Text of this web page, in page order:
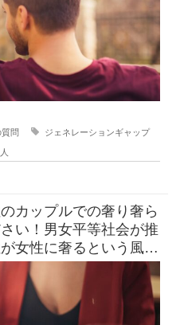
問 ジェネレーションギャップ
カップルでの奢り奢ら
い！男女平等社会が推
女性に奢るという風潮
。一